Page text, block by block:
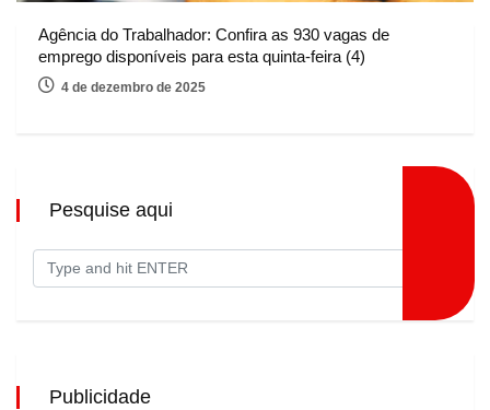
Agência do Trabalhador: Confira as 930 vagas de
emprego disponíveis para esta quinta-feira (4)
4 de dezembro de 2025
Pesquise aqui
Publicidade